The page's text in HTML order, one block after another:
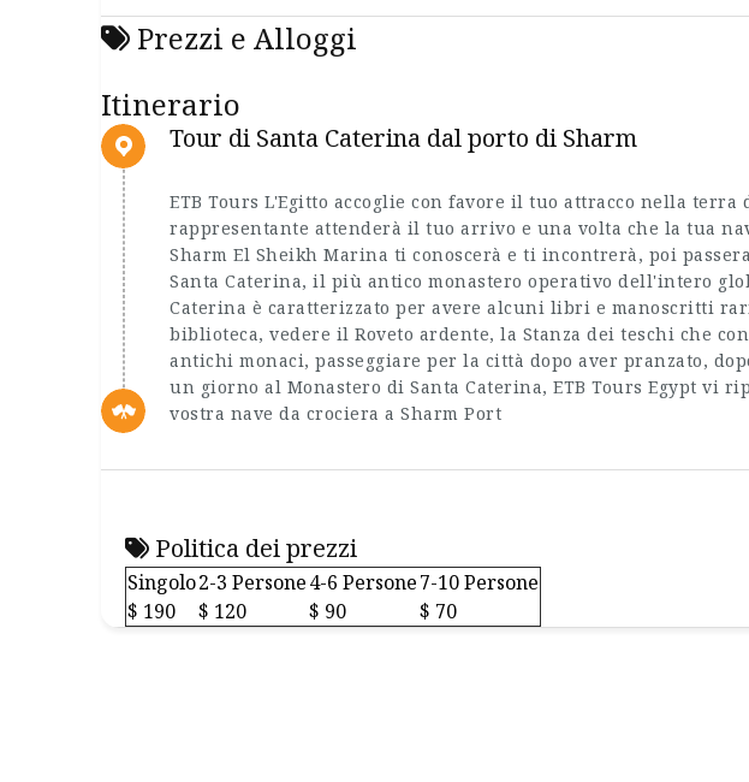
Prezzi e Alloggi
Itinerario
Tour di Santa Caterina dal porto di Sharm
ETB Tours L'Egitto accoglie con favore il tuo attracco nella terra
rappresentante attenderà il tuo arrivo e una volta che la tua
Sharm El Sheikh Marina ti conoscerà e ti incontrerà, poi
Santa Caterina, il più antico monastero operativo dell'intero
Caterina è caratterizzato per avere alcuni libri e manoscritti
biblioteca, vedere il Roveto ardente, la Stanza dei teschi che
antichi monaci, passeggiare per la città dopo aver pranzato,
un giorno al Monastero di Santa Caterina, ETB Tours Egypt vi
vostra nave da crociera a Sharm Port
Politica dei prezzi
Singolo2-3 Persone4-6 Persone7-10 Persone
$ 190
$ 120 $ 90 $ 70